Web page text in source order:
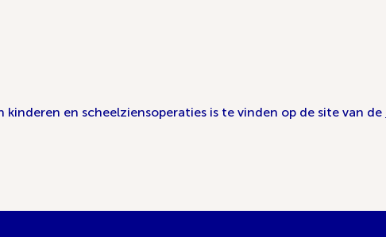
en scheelziensoperaties is te vinden op de site van de